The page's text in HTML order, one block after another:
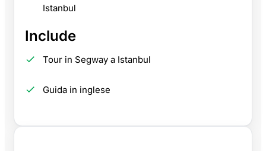
Istanbul
Include
Tour in Segway a Istanbul
Guida in inglese